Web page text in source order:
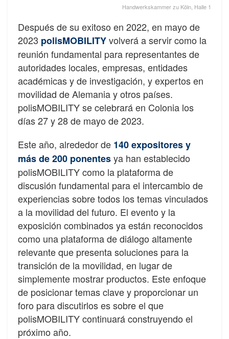
Handwerkskammer zu Köln, Halle 1
Después de su exitoso en 2022, en mayo de
2023 polisMOBILITYvolverá a servir como la
reunión fundamental para representantes de
autoridades locales, empresas, entidades
académicas y de investigación, y expertos en
movilidad de Alemania y otros países.
polisMOBILITY se celebrará en Colonia los
días 27 y 28 de mayo de 2023.
Este año, alrededor de 140 expositores y
más de 200 ponentesya han establecido
polisMOBILITY como la plataforma de
discusión fundamental para el intercambio de
experiencias sobre todos los temas vinculados
a la movilidad del futuro. El evento y la
exposición combinados ya están reconocidos
como una plataforma de diálogo altamente
relevante que presenta soluciones para la
transición de la movilidad, en lugar de
simplemente mostrar productos. Este enfoque
de posicionar temas clave y proporcionar un
foro para discutirlos es sobre el que
polisMOBILITY continuará construyendo el
próximo año.